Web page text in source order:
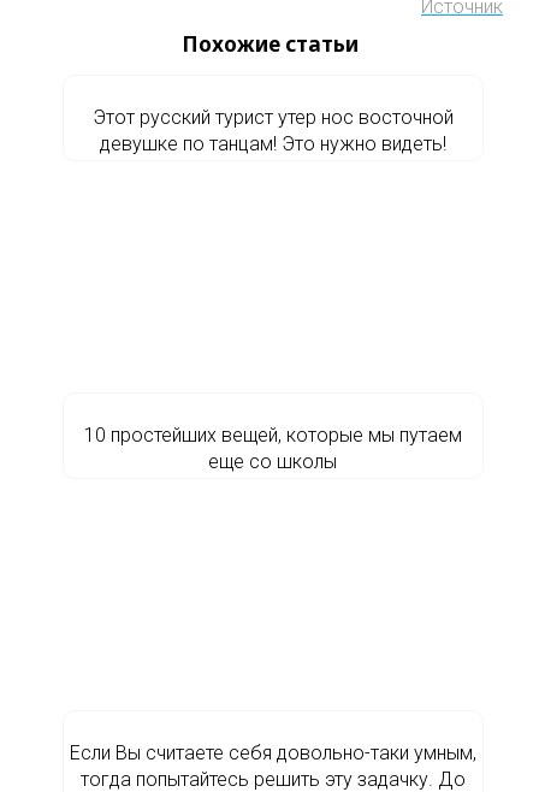
Источник
Похожие статьи
Этот русский турист утер нос восточной
девушке по танцам! Это нужно видеть!
10 простейших вещей, которые мы путаем
еще со школы
Если Вы считаете себя довольно-таки умным,
тогда попытайтесь решить эту задачку. До